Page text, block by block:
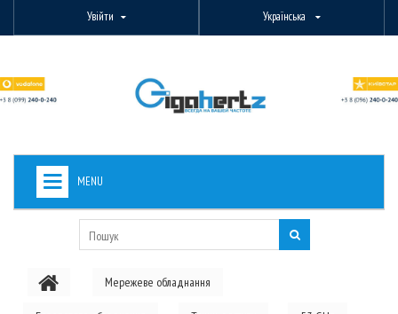
Увійти Українська
MENU
PON ОБЛАДНАННЯ
Мережеве обладнання